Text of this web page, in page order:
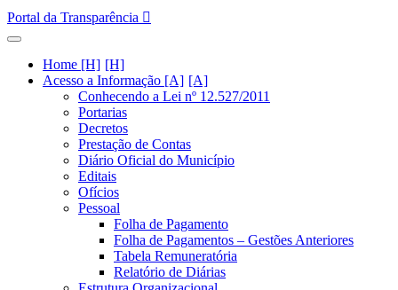
Portal da Transparência
Home [H]
Acesso a Informação [A]
Conhecendo a Lei nº 12.527/2011
Portarias
Decretos
Prestação de Contas
Diário Oficial do Município
Editais
Ofícios
Pessoal
Folha de Pagamento
Folha de Pagamentos – Gestões Anteriores
Tabela Remuneratória
Relatório de Diárias